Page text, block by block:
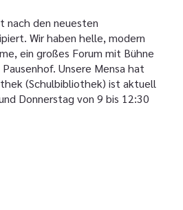
nach den neuesten
Wir haben helle, modern
ein großes Forum mit Bühne
Unsere Mensa hat
(Schulbibliothek) ist aktuell
Donnerstag von 9 bis 12:30